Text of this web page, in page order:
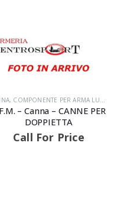
, COMPONENTE PER ARMA LUNGA
– Canna – CANNE PER
DOPPIETTA
Call For Price